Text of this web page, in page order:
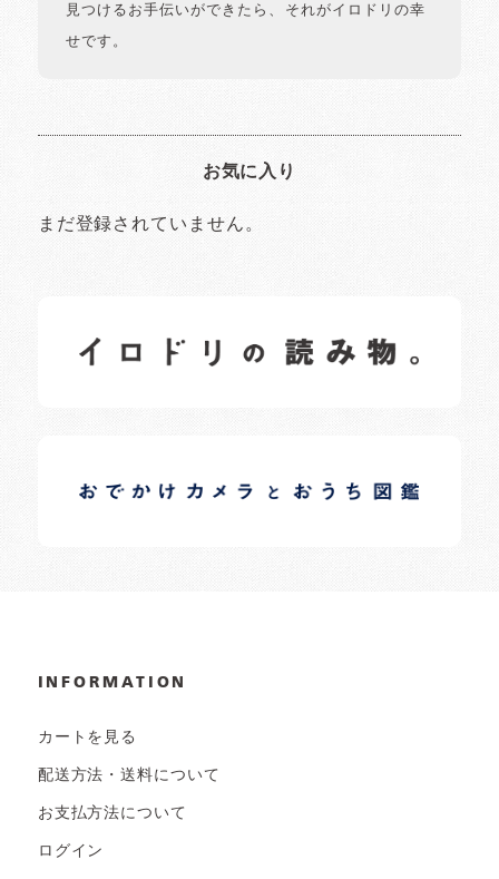
見つけるお手伝いができたら、それがイロドリの幸
せです。
お気に入り
まだ登録されていません。
日常の様子など随時更新中です。
日常の様子など随時更新中です。
INFORMATION
カートを見る
配送方法・送料について
お支払方法について
ログイン